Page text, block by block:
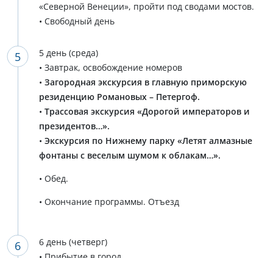
«Северной Венеции», пройти под сводами мостов.
• Свободный день
5 день (среда)
• Завтрак, освобождение номеров
• Загородная экскурсия в главную приморскую
резиденцию Романовых – Петергоф.
• Трассовая экскурсия «Дорогой императоров и
президентов…».
• Экскурсия по Нижнему парку «Летят алмазные
фонтаны с веселым шумом к облакам…».
• Обед.
• Окончание программы. Отъезд
6 день (четверг)